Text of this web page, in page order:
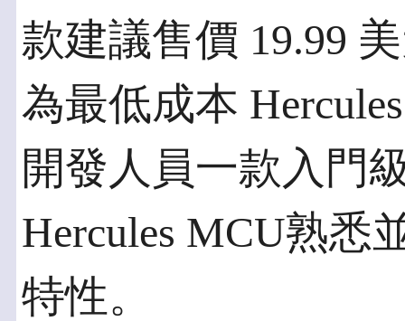
款建議售價 19.99
為最低成本
開發人員一款入門
Hercules MCU熟悉
特性。